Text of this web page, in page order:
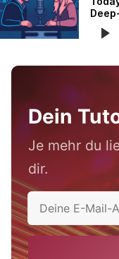
Dein
Je mehr du
dir.